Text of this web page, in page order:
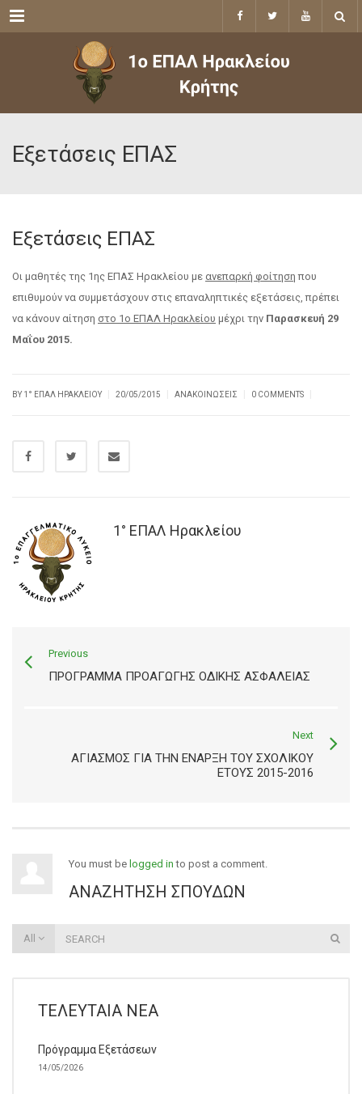
Menu
Εξετάσεις ΕΠΑΣ
Εξετάσεις ΕΠΑΣ
Οι μαθητές της 1ης ΕΠΑΣ Ηρακλείου με ανεπαρκή φοίτηση που
επιθυμούν να συμμετάσχουν στις επαναληπτικές εξετάσεις, πρέπει
να κάνουν αίτηση στο 1ο ΕΠΑΛ Ηρακλείου μέχρι την Παρασκευή 29
Μαΐου 2015.
BY1° ΕΠΑΛ ΗΡΑΚΛΕΊΟΥ 20/05/2015 ΑΝΑΚΟΙΝΏΣΕΙΣ 0 COMMENTS
1° ΕΠΑΛ Ηρακλείου
Previous
ΠΡΌΓΡΑΜΜΑ ΠΡΟΑΓΩΓΉΣ ΟΔΙΚΉΣ ΑΣΦΆΛΕΙΑΣ
Next
ΑΓΙΑΣΜΌΣ ΓΙΑ ΤΗΝ ΈΝΑΡΞΗ ΤΟΥ ΣΧΟΛΙΚΟΎ
ΈΤΟΥΣ 2015-2016
You must be logged in to post a comment.
ΑΝΑΖΉΤΗΣΗ ΣΠΟΥΔΏΝ
All
ΤΕΛΕΥΤΑΊΑ ΝΈΑ
Πρόγραμμα Εξετάσεων
14/05/2026